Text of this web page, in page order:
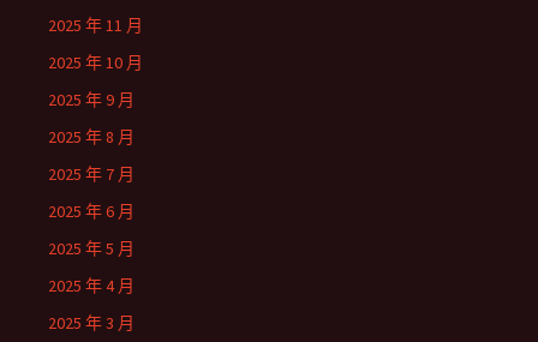
2025 年 11 月
2025 年 10 月
2025 年 9 月
2025 年 8 月
2025 年 7 月
2025 年 6 月
2025 年 5 月
2025 年 4 月
2025 年 3 月